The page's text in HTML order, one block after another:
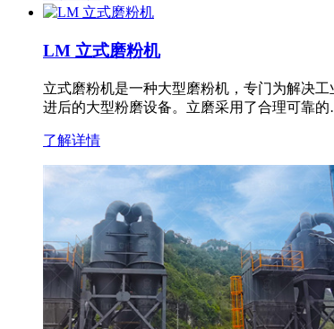
LM 立式磨粉机
立式磨粉机是一种大型磨粉机，专门为解决
进后的大型粉磨设备。立磨采用了合理可靠
了解详情